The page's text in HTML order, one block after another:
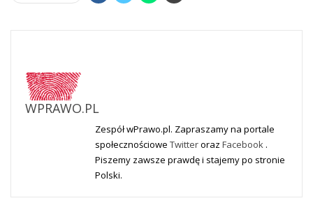
WPRAWO.PL
Zespół wPrawo.pl. Zapraszamy na portale
społecznościowe Twitteroraz Facebook .
Piszemy zawsze prawdę i stajemy po stronie
Polski.